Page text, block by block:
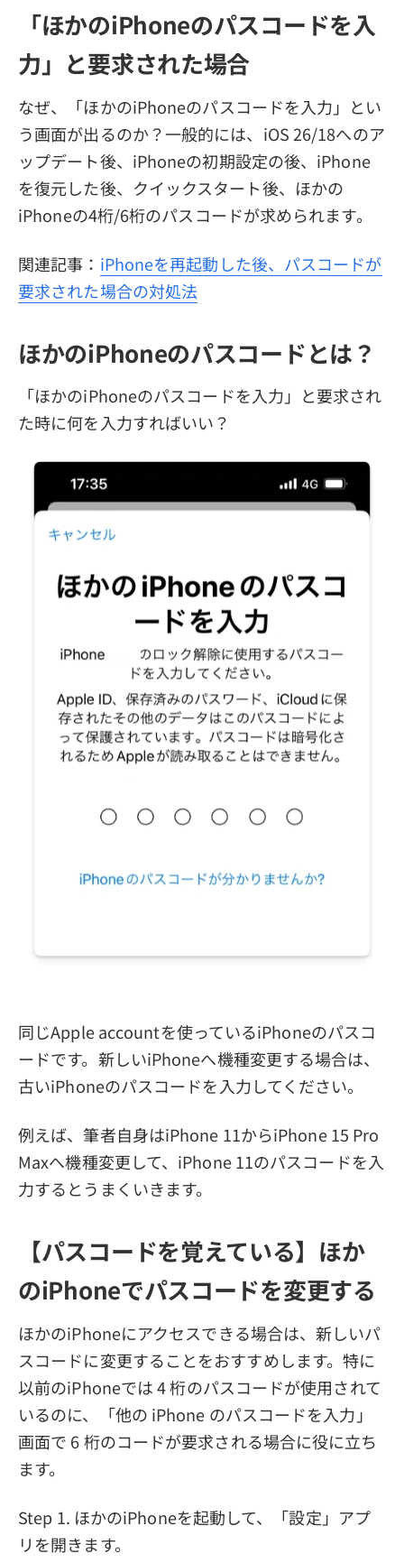
「ほかのiPhoneのパスコードを入
力」と要求された場合
なぜ、「ほかのiPhoneのパスコードを入力」とい
う画面が出るのか？一般的には、iOS 26/18へのア
ップデート後、iPhoneの初期設定の後、iPhone
を復元した後、クイックスタート後、ほかの
iPhoneの4桁/6桁のパスコードが求められます。
関連記事： iPhoneを再起動した後、パスコードが
要求された場合の対処法
ほかのiPhoneのパスコードとは？
「ほかのiPhoneのパスコードを入力」と要求され
た時に何を入力すればいい？
同じApple accountを使っているiPhoneのパスコ
ードです。新しいiPhoneへ機種変更する場合は、
古いiPhoneのパスコードを入力してください。
例えば、筆者自身はiPhone 11からiPhone 15 Pro
Maxへ機種変更して、iPhone 11のパスコードを入
力するとうまくいきます。
【パスコードを覚えている】ほか
のiPhoneでパスコードを変更する
ほかのiPhoneにアクセスできる場合は、新しいパ
スコードに変更することをおすすめします。特に
以前のiPhoneでは 4 桁のパスコードが使用されて
いるのに、「他の iPhone のパスコードを入力」
画面で 6 桁のコードが要求される場合に役に立ち
ます。
Step 1. ほかのiPhoneを起動して、「設定」アプ
リを開きます。